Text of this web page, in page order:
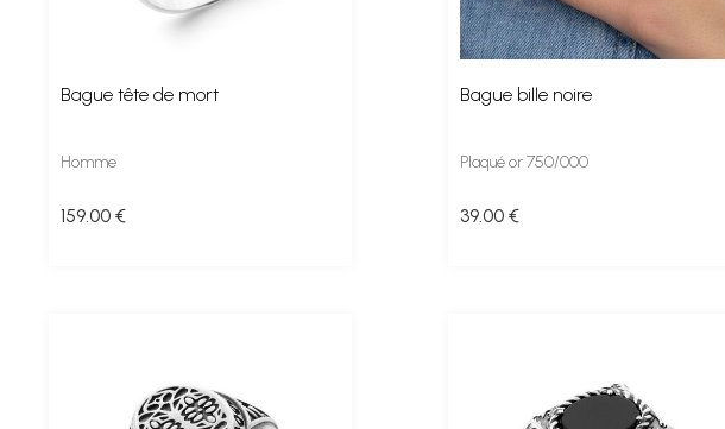
Bague tête de mort
Homme
159.00 €
Bague bille noire
Plaqué or 750/000
39.00 €